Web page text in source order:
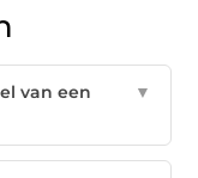
van een
▼